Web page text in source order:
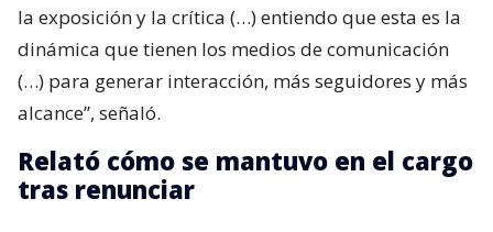
la exposición y la crítica (…) entiendo que esta es la
dinámica que tienen los medios de comunicación
(…) para generar interacción, más seguidores y más
alcance”, señaló.
Relató cómo se mantuvo en el cargo
tras renunciar